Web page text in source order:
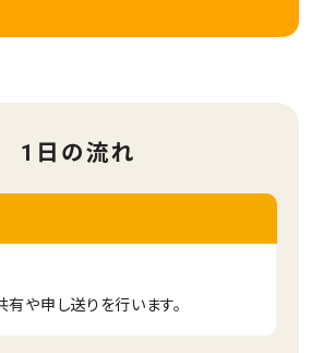
1日の流れ
や申し送りを行います。